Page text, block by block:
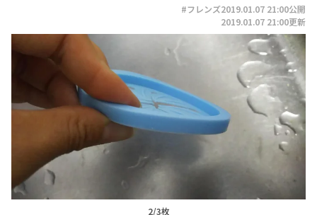
#フレンズ2019.01.07 21:00公開
2019.01.07 21:00更新
2/3枚